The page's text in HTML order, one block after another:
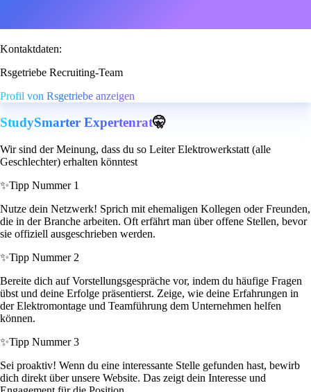
Kontaktdaten:
Rsgetriebe Recruiting-Team
Profil von Rsgetriebe anzeigen
StudySmarter Expertenrat🤫
Wir sind der Meinung, dass du so Leiter Elektrowerkstatt (alle
Geschlechter) erhalten könntest
✨Tipp Nummer 1
Nutze dein Netzwerk! Sprich mit ehemaligen Kollegen oder Freunden,
die in der Branche arbeiten. Oft erfährt man über offene Stellen, bevor
sie offiziell ausgeschrieben werden.
✨Tipp Nummer 2
Bereite dich auf Vorstellungsgespräche vor, indem du häufige Fragen
übst und deine Erfolge präsentierst. Zeige, wie deine Erfahrungen in
der Elektromontage und Teamführung dem Unternehmen helfen
können.
✨Tipp Nummer 3
Sei proaktiv! Wenn du eine interessante Stelle gefunden hast, bewirb
dich direkt über unsere Website. Das zeigt dein Interesse und